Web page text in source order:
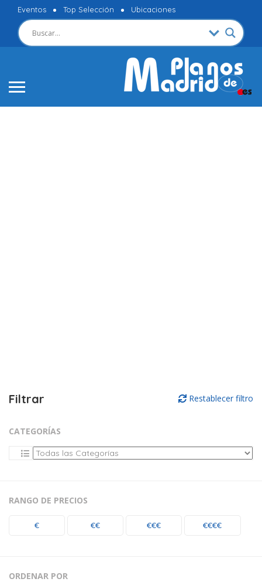
Eventos Top Selección Ubicaciones
Filtrar Restablecer filtro
CATEGORÍAS
RANGO DE PRECIOS
€ €€ €€€ €€€€
ORDENAR POR